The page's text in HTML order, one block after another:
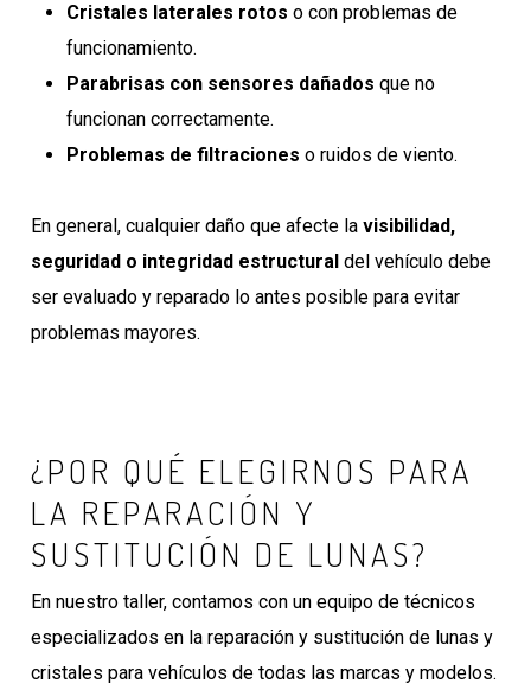
Cristales laterales rotos o con problemas de
funcionamiento.
Parabrisas con sensores dañados que no
funcionan correctamente.
Problemas de filtraciones o ruidos de viento.
En general, cualquier daño que afecte la visibilidad,
seguridad o integridad estructural del vehículo debe
ser evaluado y reparado lo antes posible para evitar
problemas mayores.
¿POR QUÉ ELEGIRNOS PARA
LA REPARACIÓN Y
SUSTITUCIÓN DE LUNAS?
En nuestro taller, contamos con un equipo de técnicos
especializados en la reparación y sustitución de lunas y
cristales para vehículos de todas las marcas y modelos.